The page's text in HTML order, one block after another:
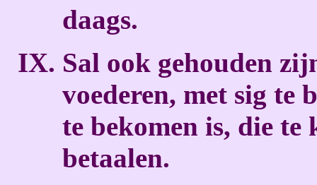
daags.
Sal ook gehouden
voederen, met sig te
te bekomen is, die te
betaalen.